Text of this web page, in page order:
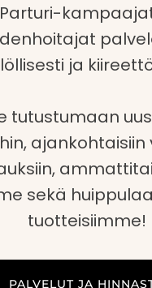
Parturi-
ja
tutustumaan
ajankohtaisiin
sekä
tuotteisiimme!
PALVELUT JA